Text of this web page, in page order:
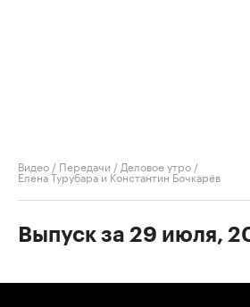
Видео / Передачи / Деловое утро /
Елена Турубара и Константин Бочкарёв
Выпуск за 29 июля,